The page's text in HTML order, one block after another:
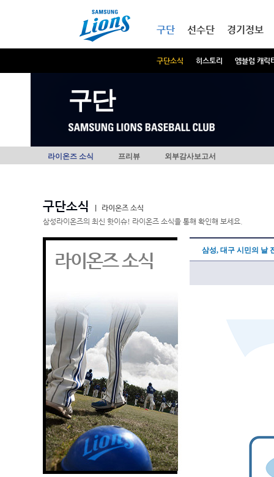
구단
구단소식 히스토리 엠블럼 캐릭
선수단 경기정보
구단
라이온즈 소식 프리뷰 외부감사보고서
구단소식
라이온즈 소식
삼성라이온즈의 최신 핫이슈! 라이온즈 소식을 통해 확인해 보세요.
라이온즈 소식 삼성, 대구 시민의 날